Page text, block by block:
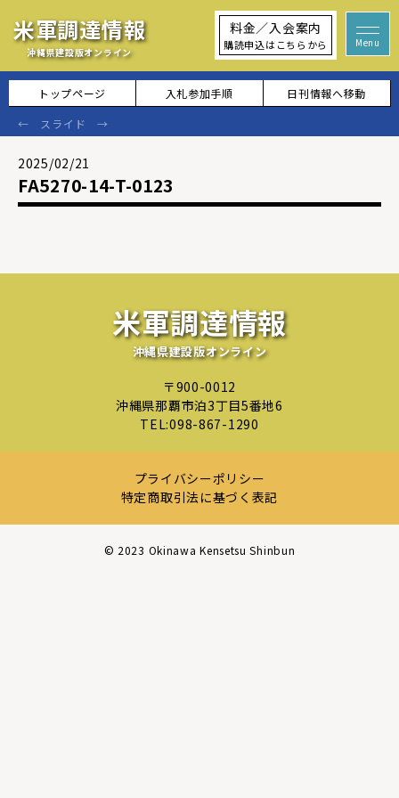
米軍調達情報
沖縄県建設版オンライン
料金／入会案内
購読申込はこちらから
トップページ 入札参加手順 日刊情報へ移動
2025/02/21
FA5270-14-T-0123
米軍調達情報
沖縄県建設版オンライン
〒900-0012
沖縄県那覇市泊3丁目5番地6
TEL:098-867-1290
プライバシーポリシー
特定商取引法に基づく表記
©︎ 2023 Okinawa Kensetsu Shinbun